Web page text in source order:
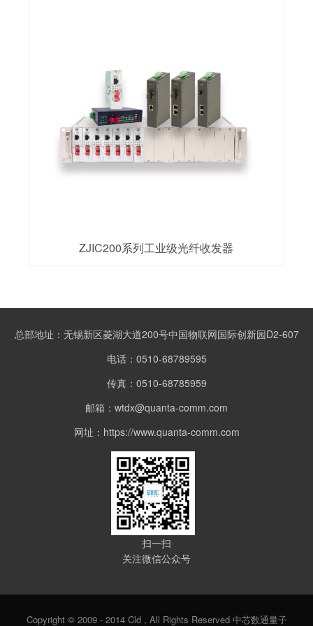
ZJIC200系列工业级光纤收发器
总部地址：无锡新区菱湖大道200号中国物联网国际创新园D2-607
电话：0510-68789595
传真：0510-68785959
邮箱：wtdx@quanta-comm.com
网址：https://www.quanta-comm.com
扫一扫
关注微信公众号
Copyright © 2009 - 2014 Cld , All Rights Reserved 中芯数通量子